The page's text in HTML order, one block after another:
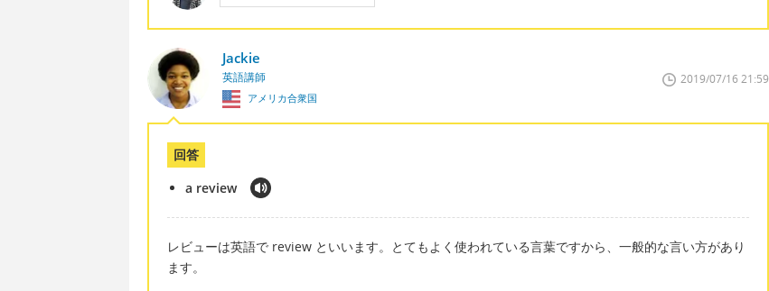
Jackie
英語講師
アメリカ合衆国
2019/07/16 21:59
回答
a review
レビューは英語で review といいます。とてもよく使われている言葉ですから、一般的な言い方があり
ます。